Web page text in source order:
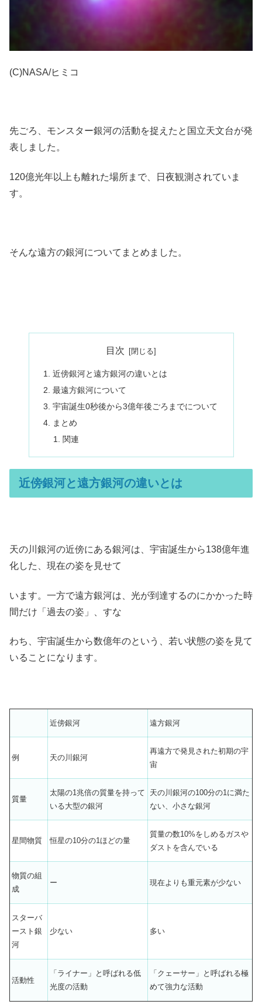
(C)NASA/ヒミコ
先ごろ、モンスター銀河の活動を捉えたと国立天文台が発
表しました。
120億光年以上も離れた場所まで、日夜観測されていま
す。
そんな遠方の銀河についてまとめました。
目次
近傍銀河と遠方銀河の違いとは
最遠方銀河について
宇宙誕生0秒後から3億年後ごろまでについて
まとめ
関連
近傍銀河と遠方銀河の違いとは
天の川銀河の近傍にある銀河は、宇宙誕生から138億年進
化した、現在の姿を見せて
います。一方で遠方銀河は、光が到達するのにかかった時
間だけ「過去の姿」、すな
わち、宇宙誕生から数億年のという、若い状態の姿を見て
いることになります。
近傍銀河 遠方銀河
例 天の川銀河
再遠方で発見された初期の宇
宙
質量
太陽の1兆倍の質量を持って
いる大型の銀河
天の川銀河の100分の1に満た
ない、小さな銀河
星間物質 恒星の10分の1ほどの量
質量の数10%をしめるガスや
ダストを含んでいる
物質の組
成
ー 現在よりも重元素が少ない
スターバ
ースト銀
河
少ない 多い
活動性
「ライナー」と呼ばれる低
光度の活動
「クェーサー」と呼ばれる極
めて強力な活動